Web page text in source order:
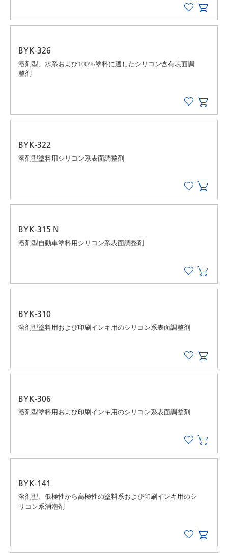
BYK-326
溶剤型、水系および100%塗料に適したシリコン含有表面調
整剤
BYK-322
溶剤型塗料用シリコン系表面調整剤
BYK-315 N
溶剤型自動車塗料用シリコン系表面調整剤
BYK-310
溶剤型塗料用および印刷インキ用のシリコン系表面調整剤
BYK-306
溶剤型塗料用および印刷インキ用のシリコン系表面調整剤
BYK-141
溶剤型、低極性から高極性の塗料系および印刷インキ用のシ
リコン系消泡剤